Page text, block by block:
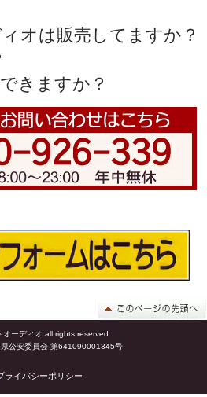
オは販売してますか？
きますか？
ーディオ all rights reserved.
公安委員会 第641090001345号
ライバシーポリシー